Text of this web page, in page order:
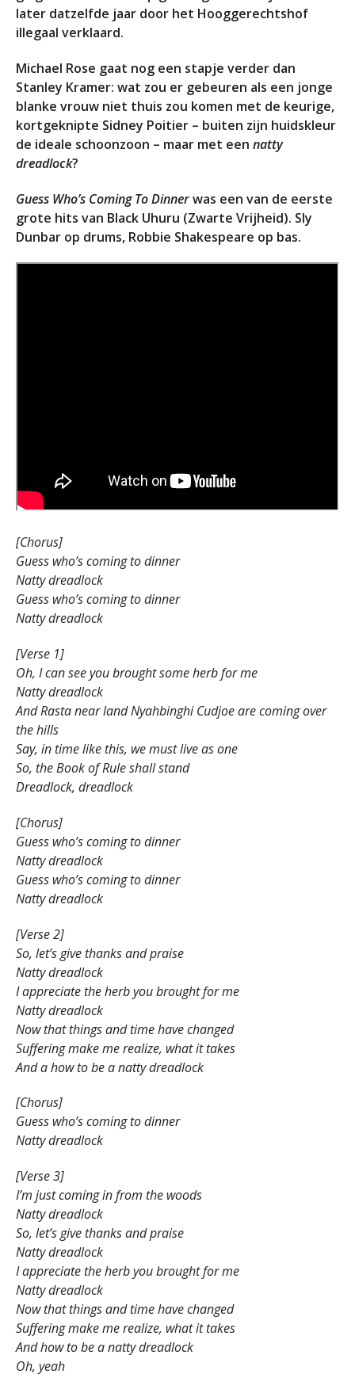
later datzelfde jaar door het Hooggerechtshof
illegaal verklaard.
Michael Rose gaat nog een stapje verder dan
Stanley Kramer: wat zou er gebeuren als een jonge
blanke vrouw niet thuis zou komen met de keurige,
kortgeknipte Sidney Poitier – buiten zijn huidskleur
de ideale schoonzoon – maar met een natty
dreadlock?
Guess Who’s Coming To Dinnerwas een van de eerste
grote hits van Black Uhuru (Zwarte Vrijheid). Sly
Dunbar op drums, Robbie Shakespeare op bas.
[Chorus]
Guess who’s coming to dinner
Natty dreadlock
Guess who’s coming to dinner
Natty dreadlock
[Verse 1]
Oh, I can see you brought some herb for me
Natty dreadlock
And Rasta near land Nyahbinghi Cudjoe are coming over
the hills
Say, in time like this, we must live as one
So, the Book of Rule shall stand
Dreadlock, dreadlock
[Chorus]
Guess who’s coming to dinner
Natty dreadlock
Guess who’s coming to dinner
Natty dreadlock
[Verse 2]
So, let’s give thanks and praise
Natty dreadlock
I appreciate the herb you brought for me
Natty dreadlock
Now that things and time have changed
Suffering make me realize, what it takes
And a how to be a natty dreadlock
[Chorus]
Guess who’s coming to dinner
Natty dreadlock
[Verse 3]
I’m just coming in from the woods
Natty dreadlock
So, let’s give thanks and praise
Natty dreadlock
I appreciate the herb you brought for me
Natty dreadlock
Now that things and time have changed
Suffering make me realize, what it takes
And how to be a natty dreadlock
Oh, yeah